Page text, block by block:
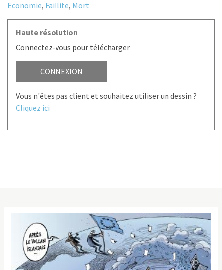
Economie, Faillite, Mort
Haute résolution
Connectez-vous pour télécharger
CONNEXION
Vous n'êtes pas client et souhaitez utiliser un dessin ?
Cliquez ici